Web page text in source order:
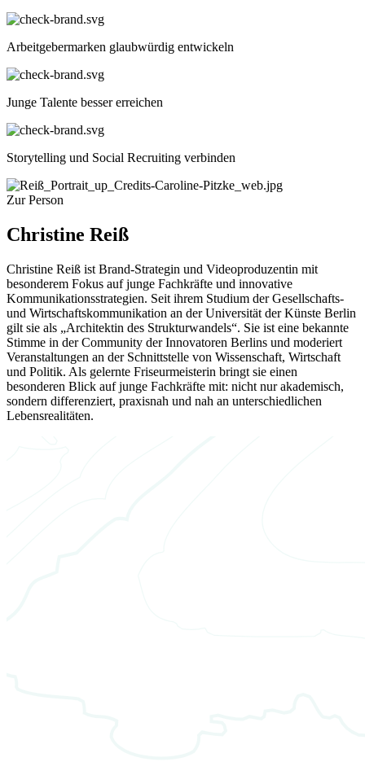
Arbeitgebermarken glaubwürdig entwickeln
Junge Talente besser erreichen
Storytelling und Social Recruiting verbinden
Zur Person
Christine Reiß
Christine Reiß ist Brand-Strategin und Videoproduzentin mit
besonderem Fokus auf junge Fachkräfte und innovative
Kommunikationsstrategien. Seit ihrem Studium der Gesellschafts-
und Wirtschaftskommunikation an der Universität der Künste Berlin
gilt sie als „Architektin des Strukturwandels“. Sie ist eine bekannte
Stimme in der Community der Innovatoren Berlins und moderiert
Veranstaltungen an der Schnittstelle von Wissenschaft, Wirtschaft
und Politik. Als gelernte Friseurmeisterin bringt sie einen
besonderen Blick auf junge Fachkräfte mit: nicht nur akademisch,
sondern differenziert, praxisnah und nah an unterschiedlichen
Lebensrealitäten.